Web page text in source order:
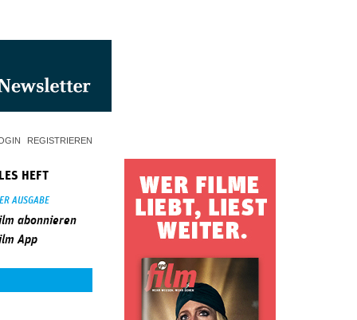
REGISTRIEREN
HEFT
AUSGABE
abonnieren
App